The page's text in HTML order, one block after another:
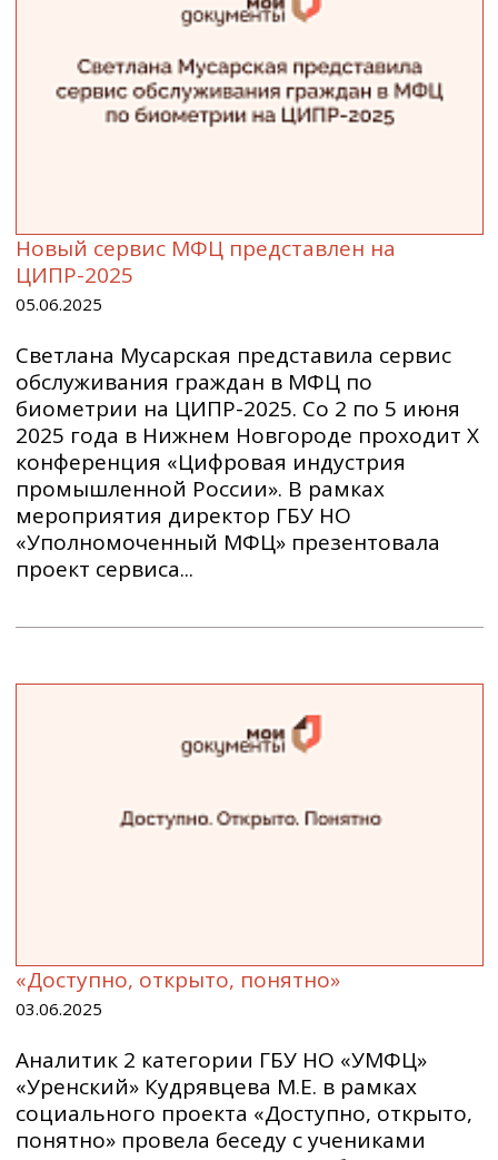
Новый сервис МФЦ представлен на
ЦИПР-2025
05.06.2025
Светлана Мусарская представила сервис
обслуживания граждан в МФЦ по
биометрии на ЦИПР-2025. Со 2 по 5 июня
2025 года в Нижнем Новгороде проходит X
конференция «Цифровая индустрия
промышленной России». В рамках
мероприятия директор ГБУ НО
«Уполномоченный МФЦ» презентовала
проект сервиса...
«Доступно, открыто, понятно»
03.06.2025
Аналитик 2 категории ГБУ НО «УМФЦ»
«Уренский» Кудрявцева М.Е. в рамках
социального проекта «Доступно, открыто,
понятно» провела беседу с учениками